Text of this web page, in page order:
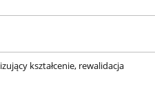
kształcenie, rewalidacja